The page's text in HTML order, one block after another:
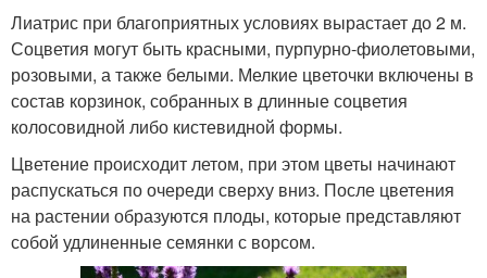
Лиатрис при благоприятных условиях вырастает до 2 м.
Соцветия могут быть красными, пурпурно-фиолетовыми,
розовыми, а также белыми. Мелкие цветочки включены в
состав корзинок, собранных в длинные соцветия
колосовидной либо кистевидной формы.
Цветение происходит летом, при этом цветы начинают
распускаться по очереди сверху вниз. После цветения
на растении образуются плоды, которые представляют
собой удлиненные семянки с ворсом.